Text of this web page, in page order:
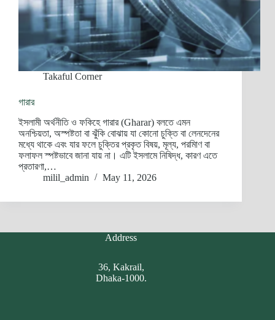
Takaful Corner
গারার
ইসলামী অর্থনীতি ও ফকিহে গারার (Gharar) বলতে এমন
অনশ্চিয়তা, অস্পষ্টতা বা ঝুঁকি বোঝায় যা কোনো চুক্তি বা লেনদেনের
মধ্যে থাকে এবং যার ফলে চুক্তির প্রকৃত বিষয়, মূল্য, পরমিাণ বা
ফলাফল স্পষ্টভাবে জানা যায় না। এটি ইসলামে নিষিদ্ধ, কারণ এতে
প্রতারণা,…
milil_admin
May 11, 2026
Address
36, Kakrail,
Dhaka-1000.